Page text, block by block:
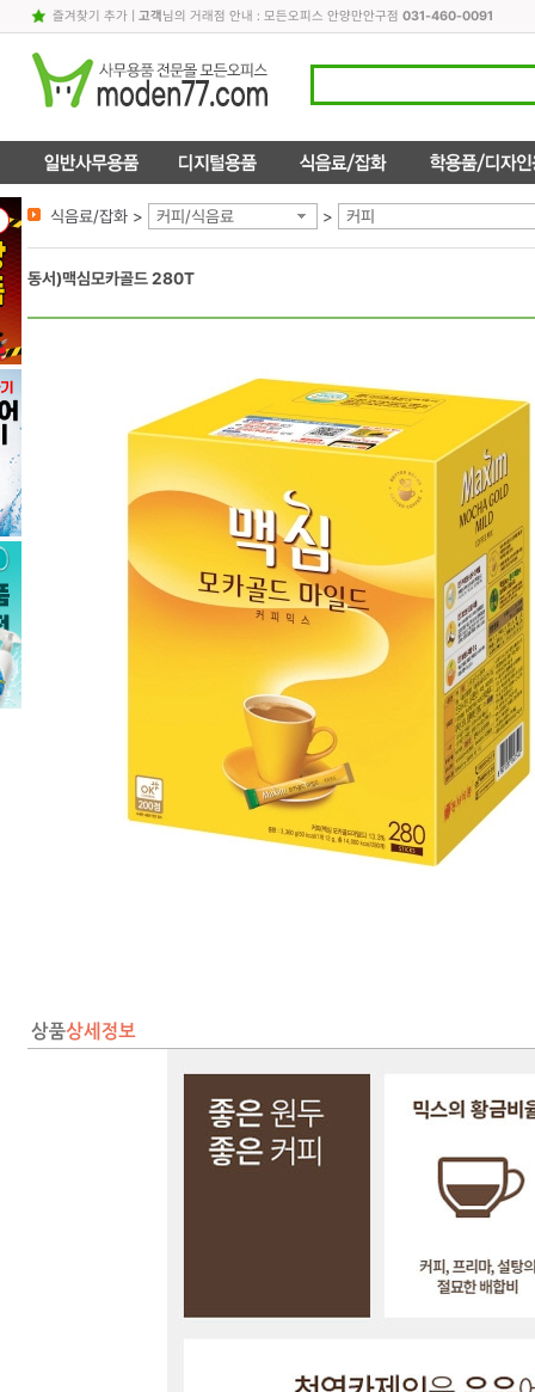
즐겨찾기 추가| 고객님의 거래점 안내 : 모든오피스 안양만안구점 031-460-0091
식음료/잡화 > 커피/식음료 > 커피
동서)맥심모카골드 280T